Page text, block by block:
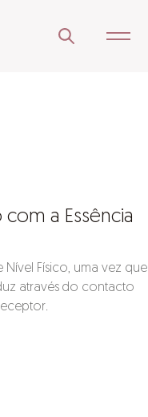
a Essência
Nível Físico, uma vez que
através do contacto